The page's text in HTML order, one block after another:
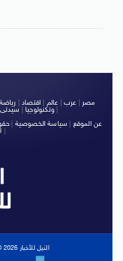
مصر عرب عالم اقتصاد رياضة
وتكنولوجيا| سيدتى
|
عن الموقع
سياسة الخصوصية
النيل للأخبار 2026 © جميع الحقوق محفوظة.